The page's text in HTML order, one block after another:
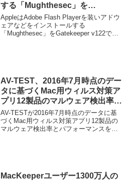
する「Mughthesec」を
Gatekeeper v122で無効化。
AppleはAdobe Flash Playerを装いアドウ
ェアなどをインストールする
「Mughthesec」をGatekeeper v122で無
AV-TEST、2016年7月時点のデー
タに基づくMac用ウィルス対策ア
プリ12製品のマルウェア検出率と
パフォーマンスを比較したデータ
を公開。
AV-TESTが2016年7月時点のデータに基
づくMac用ウィルス対策アプリ12製品の
マルウェア検出率とパフォーマンスを比
MacKeeperユーザー1300万人の